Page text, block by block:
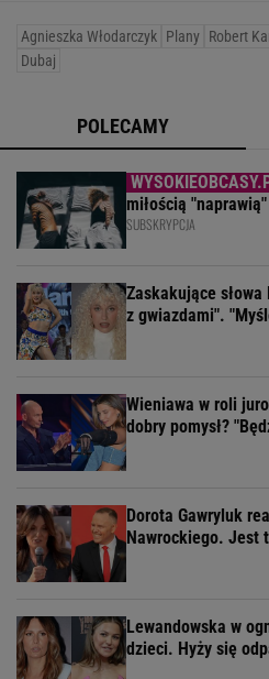
Agnieszka Włodarczyk Plany Robert
Dubaj
POLECAMY
miłością
SUBSKRYPCJA
Zaskakujące
z gwiazdami".
Wieniawa w roli
dobry pomysł?
Dorota Gawryluk
Nawrockiego. Jest
Lewandowska w
dzieci. Hyży się